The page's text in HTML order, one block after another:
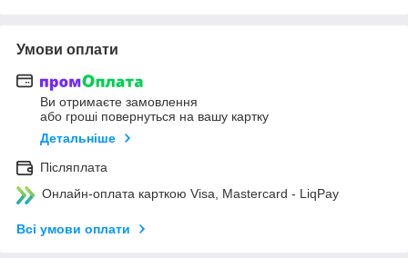
Умови оплати
Ви отримаєте замовлення
або гроші повернуться на вашу картку
Детальніше
Післяплата
Онлайн-оплата карткою Visa, Mastercard - LiqPay
Всі умови оплати